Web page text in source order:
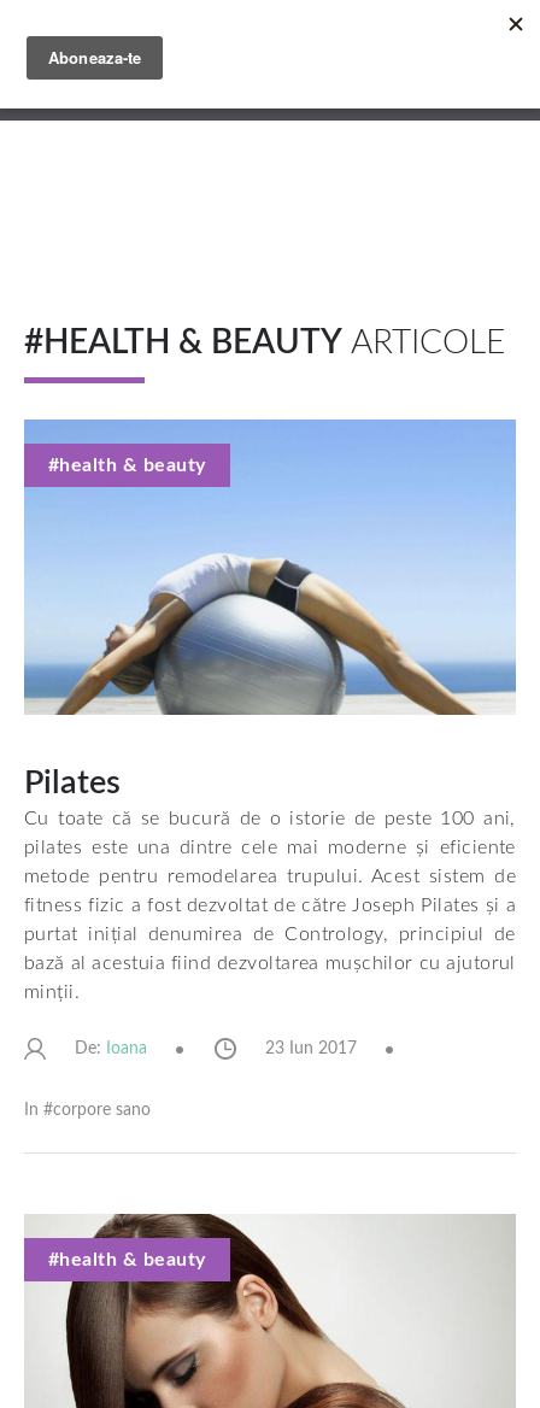
conţinutul
principal
#HEALTH & BEAUTY ARTICOLE
#health & beauty
Pilates
Cu toate că se bucură de o istorie de peste 100 ani,
pilates este una dintre cele mai moderne și eficiente
metode pentru remodelarea trupului. Acest sistem de
fitness fizic a fost dezvoltat de către Joseph Pilates și a
purtat inițial denumirea de Contrology, principiul de
bază al acestuia fiind dezvoltarea mușchilor cu ajutorul
minții.
De: Ioana 23 Iun 2017
In #corpore sano
#health & beauty